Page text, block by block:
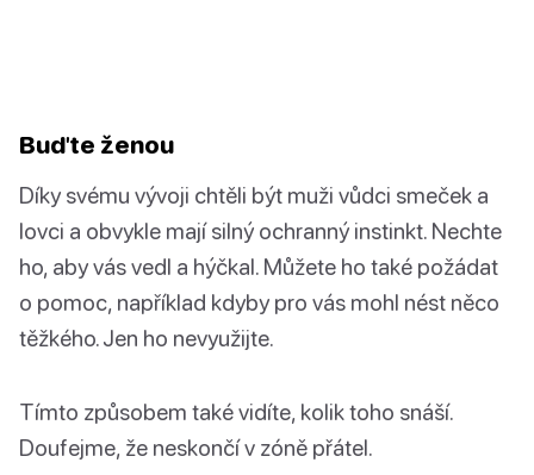
Buďte ženou
Díky svému vývoji chtěli být muži vůdci smeček a
lovci a obvykle mají silný ochranný instinkt. Nechte
ho, aby vás vedl a hýčkal. Můžete ho také požádat
o pomoc, například kdyby pro vás mohl nést něco
těžkého. Jen ho nevyužijte.
Tímto způsobem také vidíte, kolik toho snáší.
Doufejme, že neskončí v zóně přátel.